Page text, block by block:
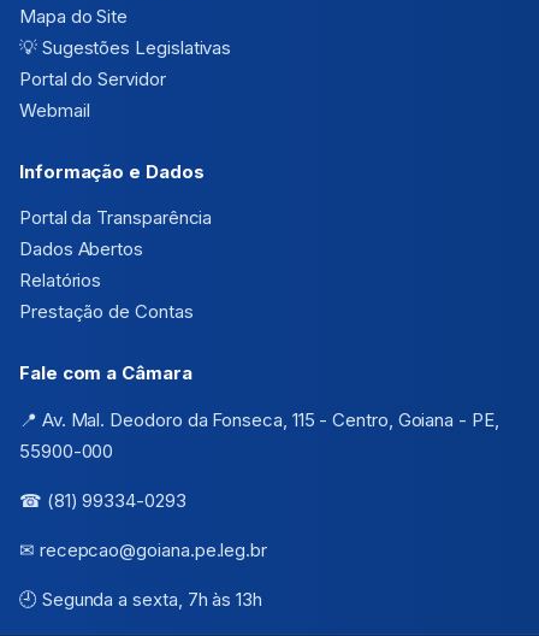
Mapa do Site
💡Sugestões Legislativas
Portal do Servidor
Webmail
Informação e Dados
Portal da Transparência
Dados Abertos
Relatórios
Prestação de Contas
Fale com a Câmara
📍 Av. Mal. Deodoro da Fonseca, 115 - Centro, Goiana - PE,
55900-000
☎ (81) 99334-0293
✉ recepcao@goiana.pe.leg.br
🕘 Segunda a sexta, 7h às 13h